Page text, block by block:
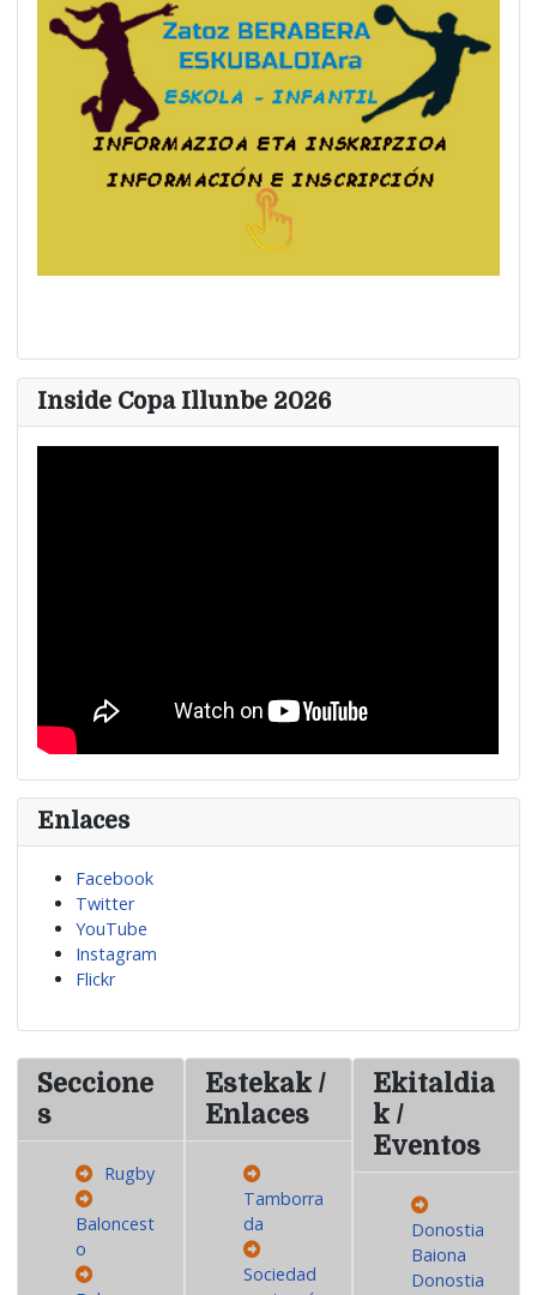
Inside Copa Illunbe 2026
Enlaces
Facebook
Twitter
YouTube
Instagram
Flickr
Seccione
s
Rugby
Baloncest
o
Estekak /
Enlaces
Tamborra
da
Sociedad
Ekitaldia
k /
Eventos
Donostia
Baiona
Donostia